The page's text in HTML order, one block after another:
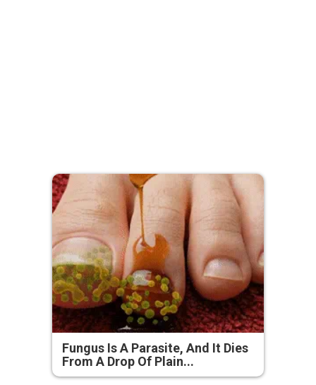
Fungus Is A Parasite, And It Dies
From A Drop Of Plain...